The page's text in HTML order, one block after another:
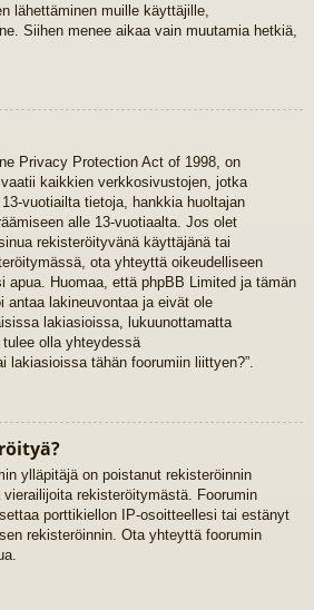
lähettäminen muille käyttäjille,
Siihen menee aikaa vain muutamia hetkiä,
Privacy Protection Act of 1998, on
kaikkien verkkosivustojen, jotka
vuotiailta tietoja, hankkia huoltajan
alle 13-vuotiaalta. Jos olet
rekisteröityvänä käyttäjänä tai
ota yhteyttä oikeudelliseen
apua. Huomaa, että phpBB Limited ja tämän
antaa lakineuvontaa ja eivät ole
lakiasioissa, lukuunottamatta
olla yhteydessä
lakiasioissa tähän foorumiin liittyen?”.
ylläpitäjä on poistanut rekisteröinnin
rekisteröitymästä. Foorumin
porttikiellon IP-osoitteellesi tai estänyt
rekisteröinnin. Ota yhteyttä foorumin